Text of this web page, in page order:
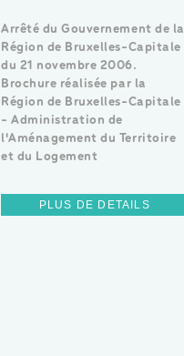
Arrêté du Gouvernement de la
Région de Bruxelles-Capitale
du 21 novembre 2006.
Brochure réalisée par la
Région de Bruxelles-Capitale
- Administration de
l'Aménagement du Territoire
et du Logement
PLUS DE DETAILS